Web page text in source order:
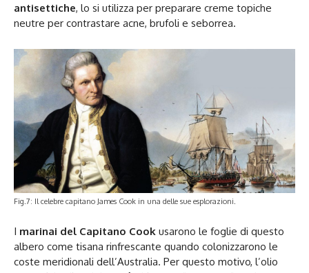
antisettiche, lo si utilizza per preparare creme topiche
neutre per contrastare acne, brufoli e seborrea.
Fig.7: Il celebre capitano James Cook in una delle sue esplorazioni.
I marinai del Capitano Cook usarono le foglie di questo
albero come tisana rinfrescante quando colonizzarono le
coste meridionali dell’Australia. Per questo motivo, l’olio